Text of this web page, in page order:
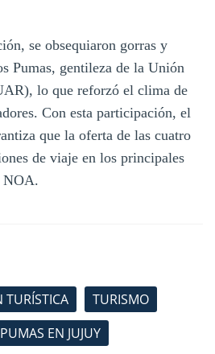
se obsequiaron gorras y
Pumas, gentileza de la Unión
lo que reforzó el clima de
Con esta participación, el
que la oferta de las cuatro
de viaje en los principales
NOA.
TURÍSTICA
TURISMO
EN JUJUY